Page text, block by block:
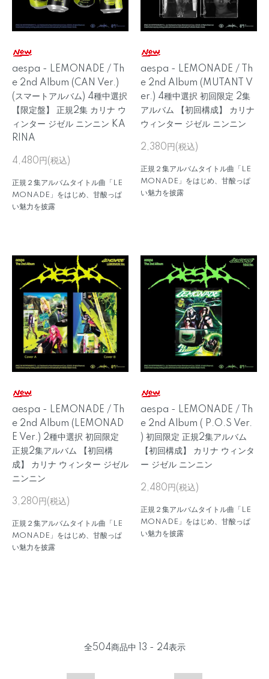
aespa - LEMONADE / Th
e 2nd Album (CAN Ver.)
(スマートアルバム) 4種中選択
【限定盤】 正規2集 カリナ ウ
ィンター ジゼル ニンニン KA
RINA
4,480円(税込)
正規２集アルバムタイトル曲「LE
MONADE」をはじめ、甘酸っぱ
い魅力を披露
aespa - LEMONADE / Th
e 2nd Album (MUTANT V
er.) 4種中選択 初回限定 2集
アルバム 【初回構成】 カリナ
ウィンター ジゼル ニンニン
2,380円(税込)
正規２集アルバムタイトル曲「LE
MONADE」をはじめ、甘酸っぱ
い魅力を披露
aespa - LEMONADE / Th
e 2nd Album (LEMONAD
E Ver.) 2種中選択 初回限定
正規2集アルバム 【初回構
成】 カリナ ウィンター ジゼル
ニンニン
3,280円(税込)
正規２集アルバムタイトル曲「LE
MONADE」をはじめ、甘酸っぱ
い魅力を披露
aespa - LEMONADE / Th
e 2nd Album ( P.O.S Ver.
) 初回限定 正規2集アルバム
【初回構成】 カリナ ウィンタ
ー ジゼル ニンニン
2,480円(税込)
正規２集アルバムタイトル曲「LE
MONADE」をはじめ、甘酸っぱ
い魅力を披露
全504商品中 13 - 24表示